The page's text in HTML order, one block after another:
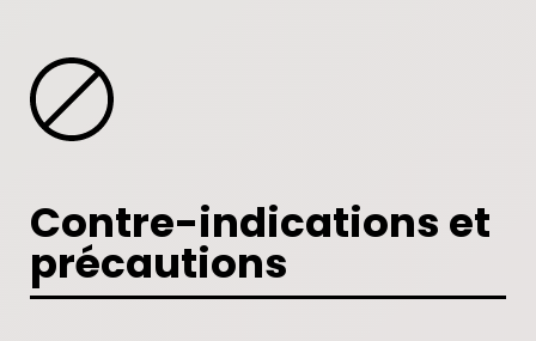
Contre-indications et
précautions